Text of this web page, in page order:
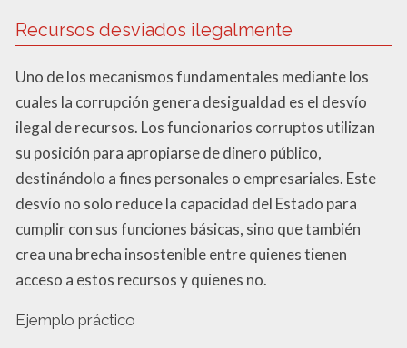
Recursos desviados ilegalmente
Uno de los mecanismos fundamentales mediante los
cuales la corrupción genera desigualdad es el desvío
ilegal de recursos. Los funcionarios corruptos utilizan
su posición para apropiarse de dinero público,
destinándolo a fines personales o empresariales. Este
desvío no solo reduce la capacidad del Estado para
cumplir con sus funciones básicas, sino que también
crea una brecha insostenible entre quienes tienen
acceso a estos recursos y quienes no.
Ejemplo práctico